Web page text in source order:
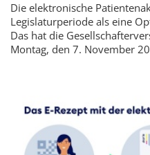
Die elektronische
Legislaturperiode als eine
Das hat die
Montag, den 7. November